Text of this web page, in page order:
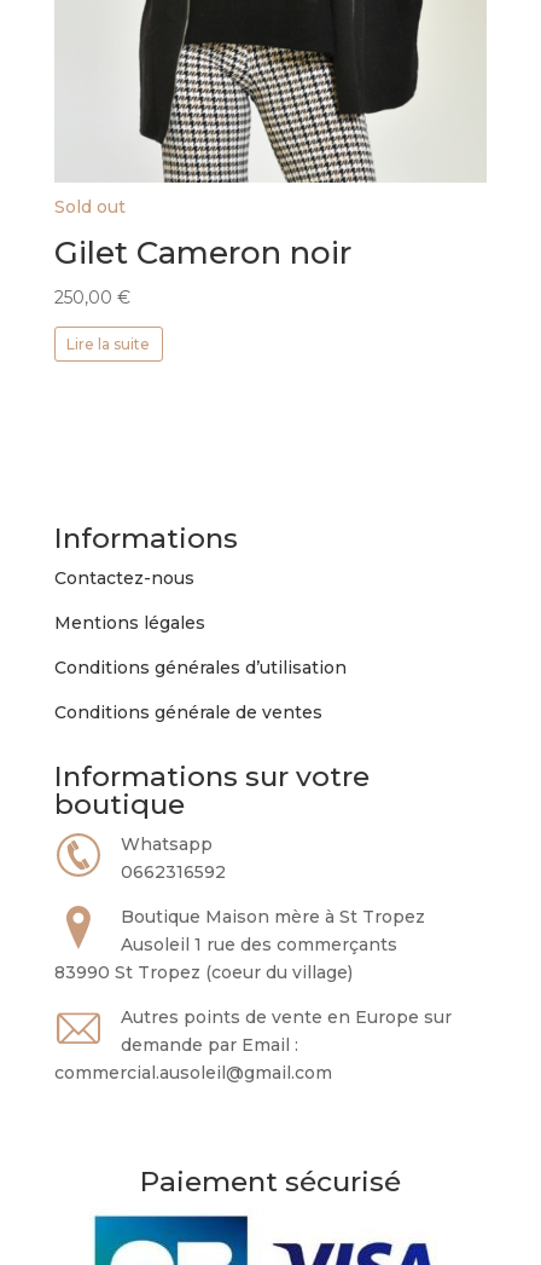
Sold out
Gilet Cameron noir
250,00 €
Lire la suite
Informations
Contactez-nous
Mentions légales
Conditions générales d’utilisation
Conditions générale de ventes
Informations sur votre
boutique
Whatsapp
0662316592
Boutique Maison mère à St Tropez
Ausoleil 1 rue des commerçants
83990 St Tropez (coeur du village)
Autres points de vente en Europe sur
demande par Email :
commercial.ausoleil@gmail.com
Paiement sécurisé